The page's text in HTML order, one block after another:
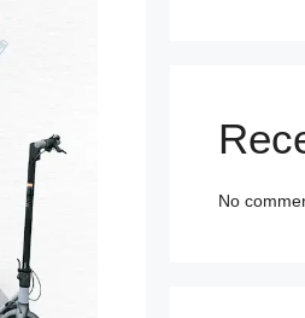
No